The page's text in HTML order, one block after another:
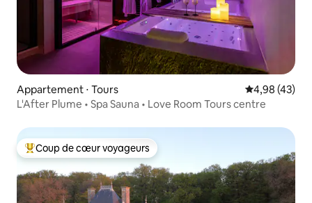
Appartement ⋅ Tours Évaluation
4,98 (43)
L'After Plume • Spa Sauna • Love Room Tours centre
Coups de cœur voyageurs les plus appréciés
Coup de cœur voyageurs